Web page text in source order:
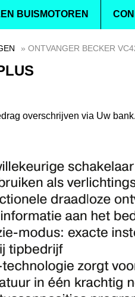
BUISMOTOREN
» ONTVANGER BECKER
overschrijven via Uw bank.